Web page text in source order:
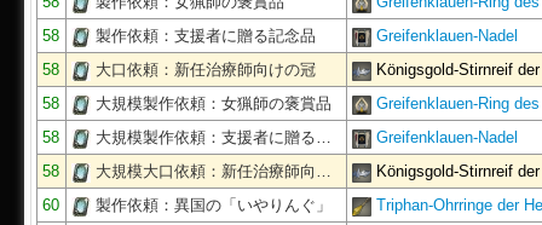
58
製作依頼：支援者に贈る記念品
Greifenklauen-Nadel
58
大口依頼：新任治療師向けの冠
Königsgold-Stirnreif
58
大規模製作依頼：女猟師の褒賞品
Greifenklauen-Ring
58
大規模製作依頼：支援者に贈る…
Greifenklauen-Nadel
58
大規模大口依頼：新任治療師向…
Königsgold-Stirnreif
60
製作依頼：異国の「いやりんぐ」
Triphan-Ohrringe der